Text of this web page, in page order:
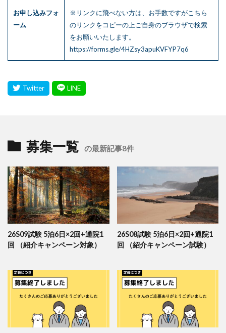
お申し込みフォ
ーム
※リンクに飛べない方は、お手数ですがこちら
のリンクをコピーの上ご自身のブラウザで検索
をお願いいたします。
https://forms.gle/4HZsy3apuKVFYP7q6
募集一覧 の最新記事8件
26S09試験 5泊6日×2回+通院1
回 （紹介キャンペーン対象）
26S08試験 5泊6日×2回+通院1
回 （紹介キャンペーン試験）